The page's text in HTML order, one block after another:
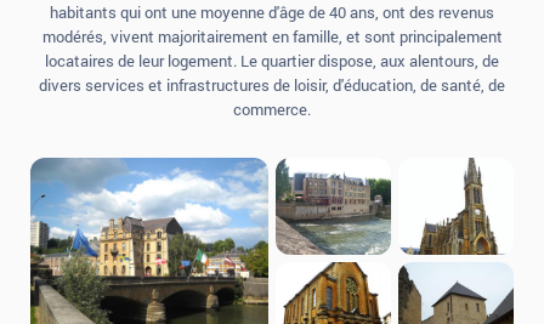
habitants qui ont une moyenne d'âge de 40 ans, ont des revenus
modérés, vivent majoritairement en famille, et sont principalement
locataires de leur logement. Le quartier dispose, aux alentours, de
divers services et infrastructures de loisir, d'éducation, de santé, de
commerce.